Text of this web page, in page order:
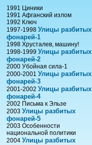
1991 Циники
1991 Афганский излом
1992 Ключ
1997-1998 Улицы разбитых
фонарей-1
1998 Хрусталев, машину!
1998-1999 Улицы разбитых
фонарей-2
2000 Убойная сила-1
2000-2001 Улицы разбитых
фонарей-3
2001-2002 Улицы разбитых
фонарей-4
2002 Письма к Эльзе
2003 Улицы разбитых
фонарей-5
2003 Особенности
национальной политики
2004 Улицы разбитых